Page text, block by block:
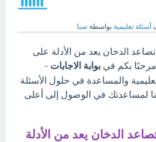
أسئلة تعليمية بواسطة صبا
الدخان يعد من الأدلة على
بكم في بوابة الاجابات -
والمساعدة في حلول الأسئلة
لمساعدتك في الوصول إلى أعلى
الدخان يعد من الأدلة